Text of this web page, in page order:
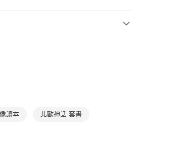
期帳單所需資料之確認、核對及更正。
程】
先享後付」後，將跳轉至「AFTEE先享後
內，點擊此簡訊中的連結，可透過四大超商
欲退款等相關疑問，請聯繫「AFTEE先享後
support/home
以上)免運費
祖、小琉球；不適用於郵局i郵箱）
讀本 北歐神話 套書